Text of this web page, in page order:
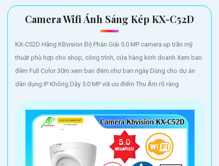
Camera Wifi Ánh Sáng Kép KX-C52D
KX-C52D Hãng KBvision Độ Phân Giải 5.0 MP camera up trần mỹ
thuật phù hợp cho shop, công trình, cửa hàng kinh doanh Xem ban
đêm Full Color 30m xem ban đêm như ban ngày Dùng cho dự án
dân dụng IP Không Dây 5.0 MP với ưu điểm Thu Âm rõ ràng